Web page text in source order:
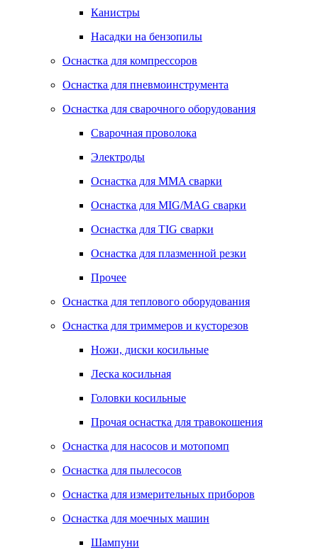
Канистры
Насадки на бензопилы
Оснастка для компрессоров
Оснастка для пневмоинструмента
Оснастка для сварочного оборудования
Сварочная проволока
Электроды
Оснастка для MMA сварки
Оснастка для MIG/MAG сварки
Оснастка для TIG сварки
Оснастка для плазменной резки
Прочее
Оснастка для теплового оборудования
Оснастка для триммеров и кусторезов
Ножи, диски косильные
Леска косильная
Головки косильные
Прочая оснастка для травокошения
Оснастка для насосов и мотопомп
Оснастка для пылесосов
Оснастка для измерительных приборов
Оснастка для моечных машин
Шампуни